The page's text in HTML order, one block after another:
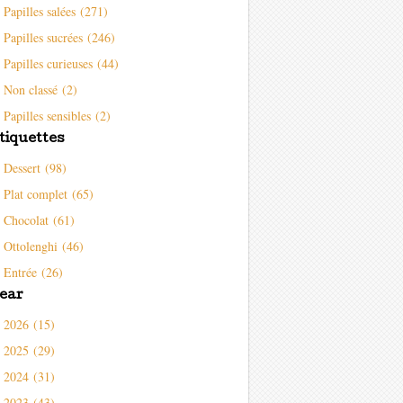
Papilles salées (271)
Papilles sucrées (246)
Papilles curieuses (44)
Non classé (2)
Papilles sensibles (2)
Dessert (98)
Plat complet (65)
Chocolat (61)
Ottolenghi (46)
Entrée (26)
2026 (15)
2025 (29)
2024 (31)